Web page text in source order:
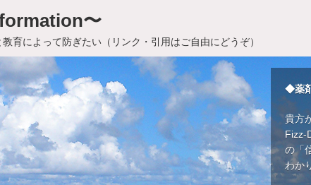
〜
育によって防ぎたい（リンク・引用はご自由にどうぞ）
◆薬
貴方
Fizz-
の「
わか